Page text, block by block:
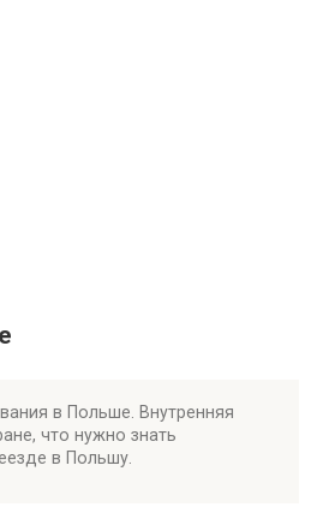
в Польше. Внутренняя
что нужно знать
в Польшу.